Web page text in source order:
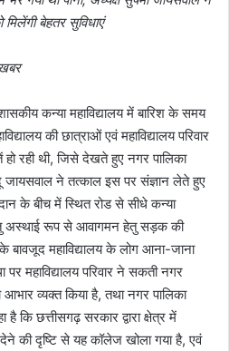
बेहतर सुविधाएं
कन्या महाविद्यालय में बारिश के समय
की छात्राओं एवं महाविद्यालय परिवार
रही थी, जिसे देखते हुए नगर पालिका
जायसवाल ने तत्काल इस पर संज्ञान लेते हुए
के बीच में स्थित रोड से सीधे कन्या
अस्थाई रूप से आवागमन हेतु सड़क की
बावजूद महाविद्यालय के लोग आना-जाना
महाविद्यालय परिवार ने सकती नगर
व्यक्त किया है, तथा नगर पालिका
कि छत्तीसगढ़ सरकार द्वारा क्षेत्र में
देने की दृष्टि से यह कॉलेज खोला गया है, एवं